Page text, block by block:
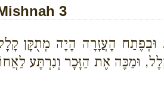
3
הָעֲזָרָה הָיָה מְתֻקָּן
וּמַכֶּה אֶת הַזָּכָר וְנִרְתָּע